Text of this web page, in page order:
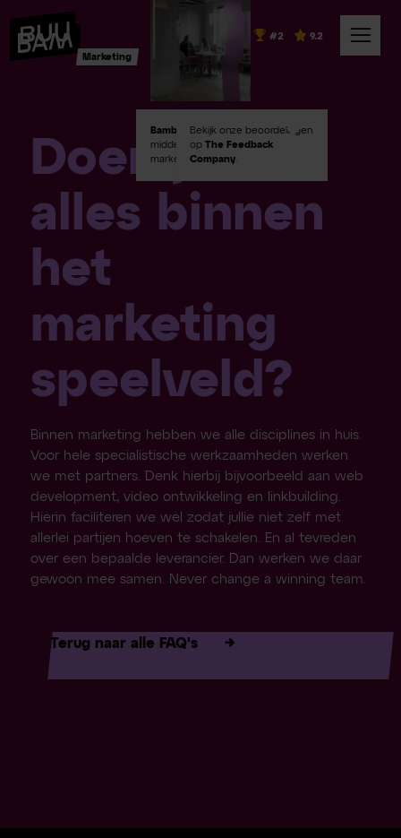
Marketing
#2
Bambuu #2in Emerce100
middelgroot digital
marketingbureaus!
9.2
Bekijk onze beoordelingen
opThe Feedback
Company.
Doen jullie
alles binnen
het
marketing
speelveld?
Binnen marketing hebben we alle disciplines in huis.
Voor hele specialistische werkzaamheden werken
we met partners. Denk hierbij bijvoorbeeld aan web
development, video ontwikkeling en linkbuilding.
Hierin faciliteren we wel zodat jullie niet zelf met
allerlei partijen hoeven te schakelen. En al tevreden
over een bepaalde leverancier. Dan werken we daar
gewoon mee samen. Never change a winning team.
Terug naar alle FAQ's →